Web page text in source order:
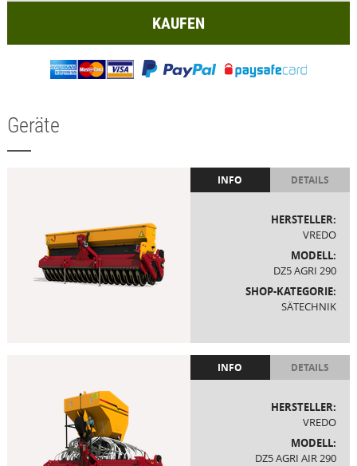
KAUFEN
Geräte
INFO DETAILS
HERSTELLER:
VREDO
MODELL:
DZ5 AGRI 290
SHOP-KATEGORIE:
SÄTECHNIK
INFO DETAILS
HERSTELLER:
VREDO
MODELL:
DZ5 AGRI AIR 290